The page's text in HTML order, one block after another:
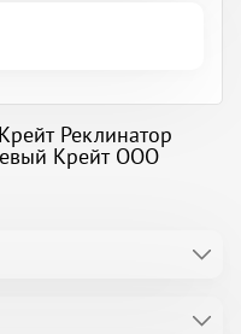
Реклинатор
Крейт ООО